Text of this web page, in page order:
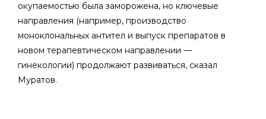
окупаемостью была заморожена, но ключевые
направления (например, производство
моноклональных антител и выпуск препаратов в
новом терапевтическом направлении —
гинекологии) продолжают развиваться, сказал
Муратов.